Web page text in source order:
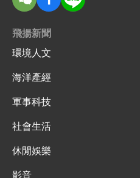
飛揚新聞
環境人文
海洋產經
軍事科技
社會生活
休閒娛樂
影音